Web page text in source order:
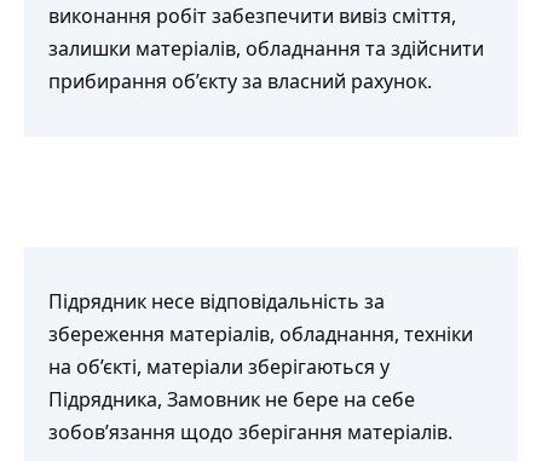
виконання робіт забезпечити вивіз сміття,
залишки матеріалів, обладнання та здійснити
прибирання об’єкту за власний рахунок.
Підрядник несе відповідальність за
збереження матеріалів, обладнання, техніки
на об’єкті, матеріали зберігаються у
Підрядника, Замовник не бере на себе
зобов’язання щодо зберігання матеріалів.